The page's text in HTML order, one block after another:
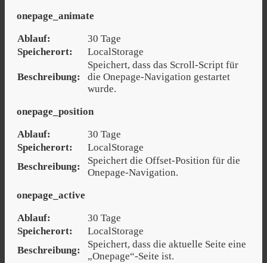
onepage_animate
Ablauf:
30 Tage
Speicherort:
LocalStorage
Beschreibung:
Speichert, dass das Scroll-Script für
die Onepage-Navigation gestartet
wurde.
onepage_position
Ablauf:
30 Tage
Speicherort:
LocalStorage
Beschreibung:
Speichert die Offset-Position für die
Onepage-Navigation.
onepage_active
Ablauf:
30 Tage
Speicherort:
LocalStorage
Beschreibung:
Speichert, dass die aktuelle Seite eine
„Onepage“-Seite ist.